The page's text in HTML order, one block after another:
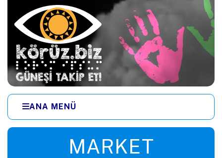
Ana içeriğe zıpla
ANA MENÜ
MARKET
Menüye zıpla